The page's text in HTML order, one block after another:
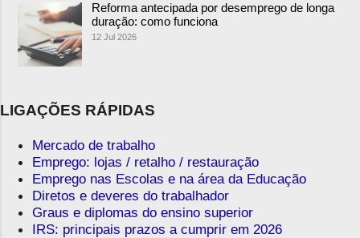
Reforma antecipada por desemprego de longa
duração: como funciona
12 Jul 2026
LIGAÇÕES RÁPIDAS
Mercado de trabalho
Emprego: lojas / retalho / restauração
Emprego nas Escolas e na área da Educação
Diretos e deveres do trabalhador
Graus e diplomas do ensino superior
IRS: principais prazos a cumprir em 2026